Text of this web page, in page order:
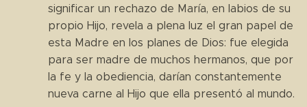
significar un rechazo de María, en labios de su
propio Hijo, revela a plena luz el gran papel de
esta Madre en los planes de Dios: fue elegida
para ser madre de muchos hermanos, que por
la fe y la obediencia, darían constantemente
nueva carne al Hijo que ella presentó al mundo.